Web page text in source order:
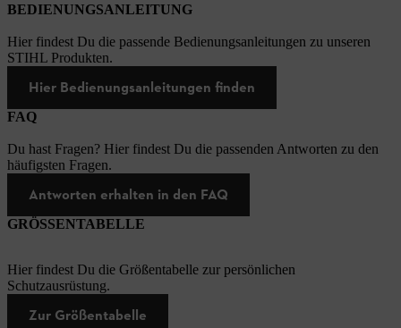
BEDIENUNGSANLEITUNG
Hier findest Du die passende Bedienungsanleitungen zu unseren
STIHL Produkten.
Hier Bedienungsanleitungen finden
FAQ
Du hast Fragen? Hier findest Du die passenden Antworten zu den
häufigsten Fragen.
Antworten erhalten in den FAQ
GRÖSSENTABELLE
Hier findest Du die Größentabelle zur persönlichen
Schutzausrüstung.
Zur Größentabelle